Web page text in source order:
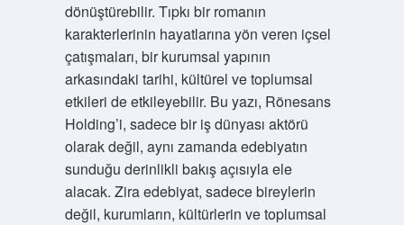
dönüştürebilir. Tıpkı bir romanın
karakterlerinin hayatlarına yön veren içsel
çatışmaları, bir kurumsal yapının
arkasındaki tarihi, kültürel ve toplumsal
etkileri de etkileyebilir. Bu yazı, Rönesans
Holding’i, sadece bir iş dünyası aktörü
olarak değil, aynı zamanda edebiyatın
sunduğu derinlikli bakış açısıyla ele
alacak. Zira edebiyat, sadece bireylerin
değil, kurumların, kültürlerin ve toplumsal